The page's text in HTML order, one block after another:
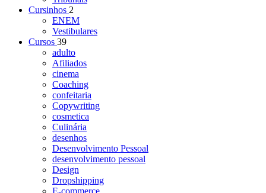
Cursinhos 2
ENEM
Vestibulares
Cursos 39
adulto
Afiliados
cinema
Coaching
confeitaria
Copywriting
cosmetica
Culinária
desenhos
Desenvolvimento Pessoal
desenvolvimento pessoal
Design
Dropshipping
E-commerce